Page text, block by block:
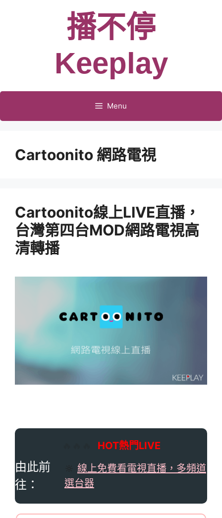
播不停
Keeplay
Menu
Cartoonito 網路電視
Cartoonito線上LIVE直播，
台灣第四台MOD網路電視高
清轉播
HOT熱門LIVE
由此前
往：
線上免費看電視直播，多頻道
選台器